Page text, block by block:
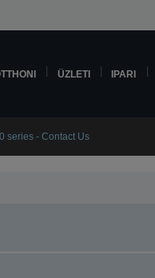
ÜZLETI IPARI
series - Contact Us